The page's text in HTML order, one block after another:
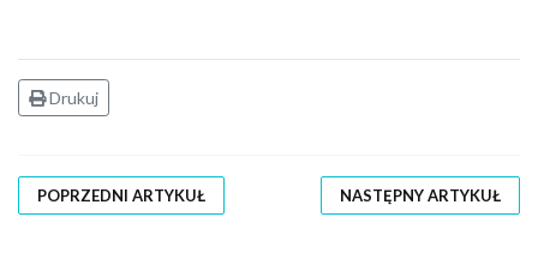
Drukuj
POPRZEDNI ARTYKUŁ NASTĘPNY ARTYKUŁ